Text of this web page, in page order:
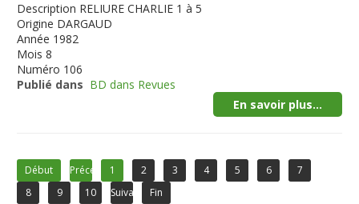
Description RELIURE CHARLIE 1 à 5
Origine DARGAUD
Année 1982
Mois 8
Numéro 106
Publié dans BD dans Revues
En savoir plus...
Début Précédent1 2 3 4 5 6
7
8
9 10 Suivant
Fin